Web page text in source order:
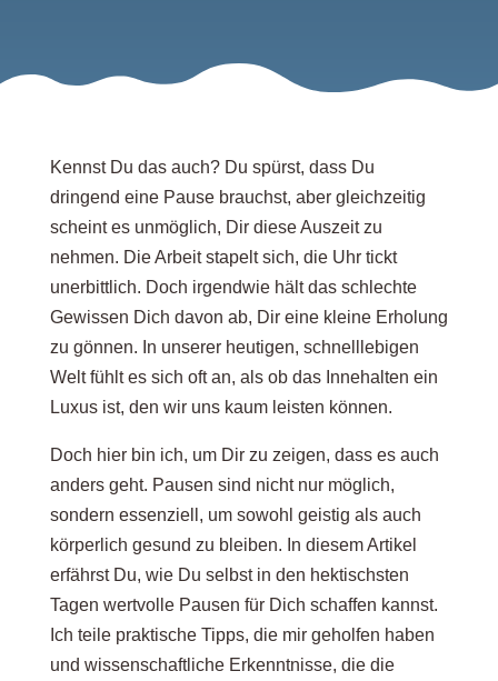
Kennst Du das auch? Du spürst, dass Du
dringend eine Pause brauchst, aber gleichzeitig
scheint es unmöglich, Dir diese Auszeit zu
nehmen. Die Arbeit stapelt sich, die Uhr tickt
unerbittlich. Doch irgendwie hält das schlechte
Gewissen Dich davon ab, Dir eine kleine Erholung
zu gönnen. In unserer heutigen, schnelllebigen
Welt fühlt es sich oft an, als ob das Innehalten ein
Luxus ist, den wir uns kaum leisten können.
Doch hier bin ich, um Dir zu zeigen, dass es auch
anders geht. Pausen sind nicht nur möglich,
sondern essenziell, um sowohl geistig als auch
körperlich gesund zu bleiben. In diesem Artikel
erfährst Du, wie Du selbst in den hektischsten
Tagen wertvolle Pausen für Dich schaffen kannst.
Ich teile praktische Tipps, die mir geholfen haben
und wissenschaftliche Erkenntnisse, die die